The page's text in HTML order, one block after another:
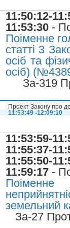
11:50:12-
11:53:30 -
Поіменне
статті 3
осіб та
осіб)
За-319
Проект Закону про
11:53:49 -12:09:10
11:53:59-
11:55:37-
11:55:50-
11:59:17 -
земельний
За-27